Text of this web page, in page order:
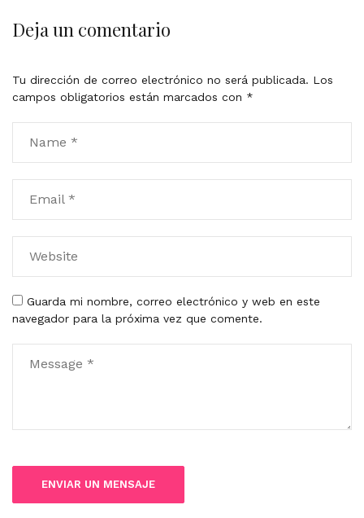
Deja un comentario
Tu dirección de correo electrónico no será publicada. Los
campos obligatorios están marcados con *
Guarda mi nombre, correo electrónico y web en este
navegador para la próxima vez que comente.